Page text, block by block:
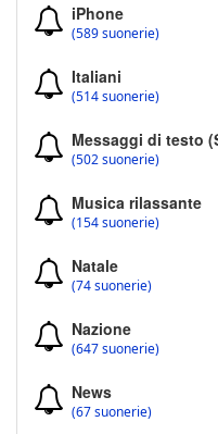
iPhone
(589 suonerie)
Italiani
(514 suonerie)
Messaggi di testo
(502 suonerie)
Musica rilassante
(154 suonerie)
Natale
(74 suonerie)
Nazione
(647 suonerie)
News
(67 suonerie)